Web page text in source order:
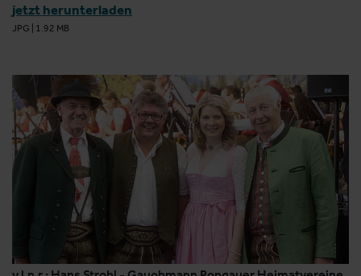
jetzt herunterladen
JPG 1.92 MB